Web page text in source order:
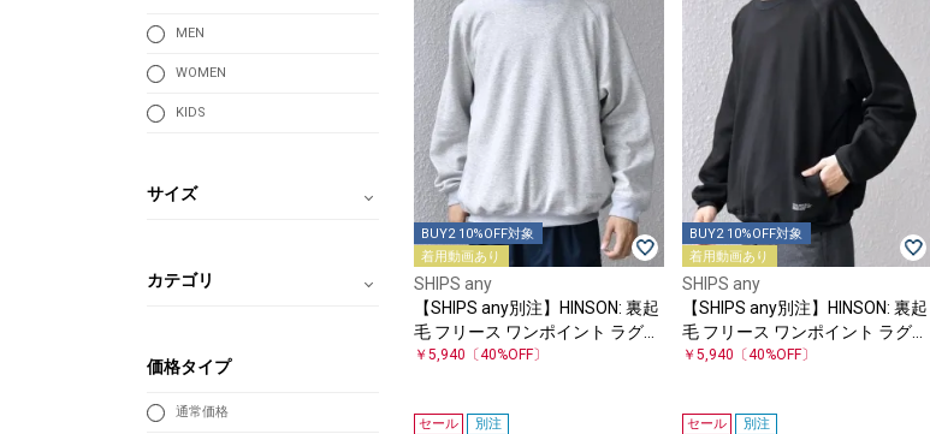
BUY2 10%OFF対象
着用動画あり
SHIPS any
【SHIPS any別注】HINSON: 裏起
毛 フリース ワンポイント ラグラ
ン スウェット◇
￥5,940 〔40%OFF〕
BUY2 10%OFF対象
着用動画あり
SHIPS any
【SHIPS any別注】HINSON: 裏起
毛 フリース ワンポイント ラグラ
ン スウェット◇
￥5,940 〔40%OFF〕
セール 別注 セール 別注
MEN
WOMEN
KIDS
サイズ
カテゴリ
価格タイプ
通常価格